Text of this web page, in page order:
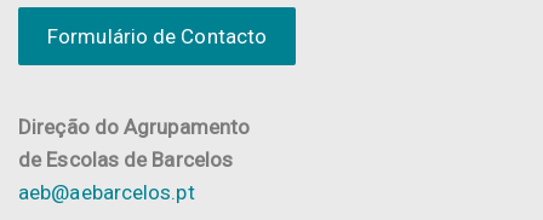
Formulário de Contacto
Direção do Agrupamento
de Escolas de Barcelos
aeb@aebarcelos.pt